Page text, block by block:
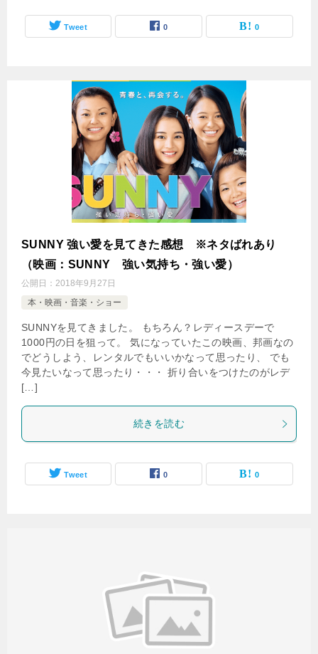
Tweet 0 0
SUNNY 強い愛を見てきた感想 ※ネタばれあり
（映画：SUNNY 強い気持ち・強い愛）
公開日： 2018年9月27日
本・映画・音楽・ショー
SUNNYを見てきました。 もちろん？レディースデーで
1000円の日を狙って。 気になっていたこの映画、邦画なの
でどうしよう、レンタルでもいいかなって思ったり、 でも
今見たいなって思ったり・・・ 折り合いをつけたのがレデ
[…]
続きを読む
Tweet 0 0